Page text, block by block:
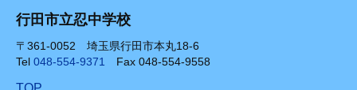
行田市立忍中学校
〒361-0052 埼玉県行田市本丸18-6
Tel 048-554-9371 Fax 048-554-9558